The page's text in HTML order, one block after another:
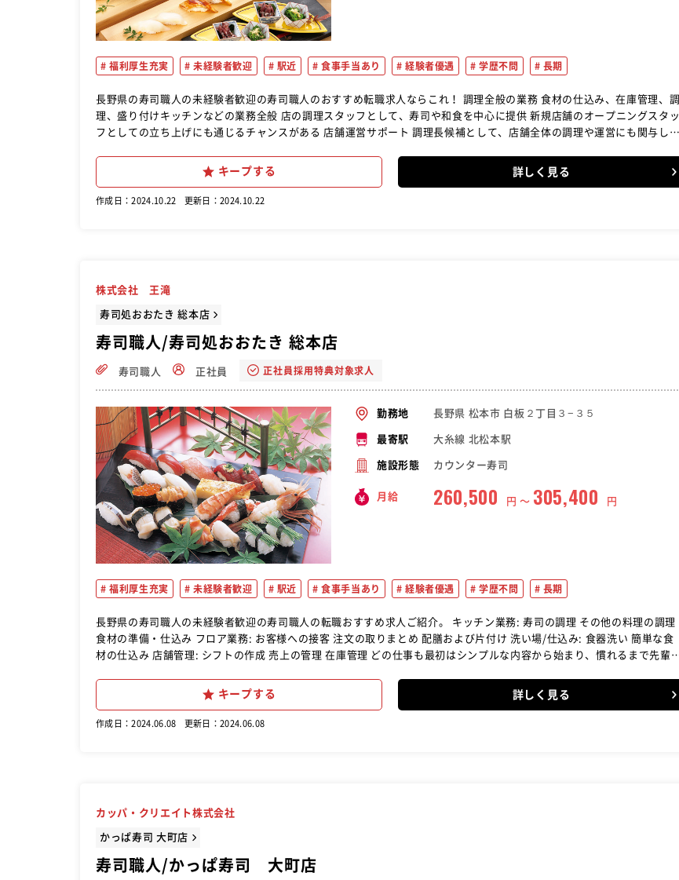
福利厚生充実 未経験者歓迎 駅近 食事手当あり 経験者優遇 学歴不問 長期
長野県の寿司職人の未経験者歓迎の寿司職人のおすすめ転職求人ならこれ！ 調理全般の業務 食材の仕込み、在庫管理、調
理、盛り付けキッチンなどの業務全般 店の調理スタッフとして、寿司や和食を中心に提供 新規店舗のオープニングスタッ
フとしての立ち上げにも通じるチャンスがある 店舗運営サポート 調理長候補として、店舗全体の調理や運営にも関与しま
キープする 詳しく見る
作成日：2024.10.22 更新日：2024.10.22
株式会社 王滝
寿司処おおたき 総本店
寿司職人/寿司処おおたき 総本店
寿司職人 正社員 正社員採用特典対象求人
勤務地 長野県 松本市 白板２丁目３−３５
最寄駅 大糸線 北松本駅
施設形態 カウンター寿司
月給 260,500 円 〜 305,400 円
福利厚生充実 未経験者歓迎 駅近 食事手当あり 経験者優遇 学歴不問 長期
長野県の寿司職人の未経験者歓迎の寿司職人の転職おすすめ求人ご紹介。 キッチン業務: 寿司の調理 その他の料理の調理
食材の準備・仕込み フロア業務: お客様への接客 注文の取りまとめ 配膳および片付け 洗い場/仕込み: 食器洗い 簡単な食
材の仕込み 店舗管理: シフトの作成 売上の管理 在庫管理 どの仕事も最初はシンプルな内容から始まり、慣れるまで先輩ス
キープする 詳しく見る
作成日：2024.06.08 更新日：2024.06.08
カッパ・クリエイト株式会社
かっぱ寿司 大町店
寿司職人/かっぱ寿司 大町店